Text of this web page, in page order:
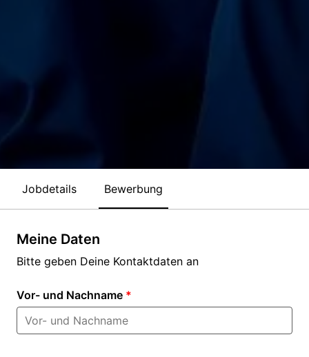
Jobdetails Bewerbung
Meine Daten
Bitte geben Deine Kontaktdaten an
Vor- und Nachname *